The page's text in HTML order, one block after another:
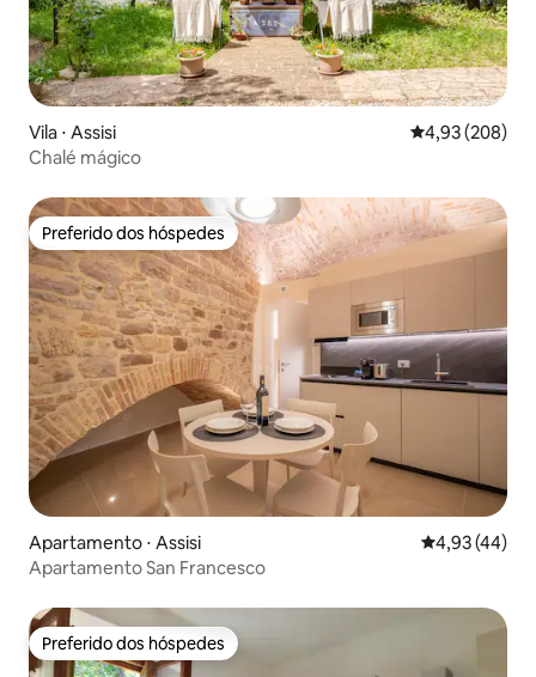
Vila ⋅ Assisi 4,93 de uma
4,93 (208)
Chalé mágico
Preferido dos hóspedes
Preferido dos hóspedes
Apartamento ⋅ Assisi 4,93 de uma
4,93 (44)
Apartamento San Francesco
Preferido dos hóspedes
Preferido dos hóspedes